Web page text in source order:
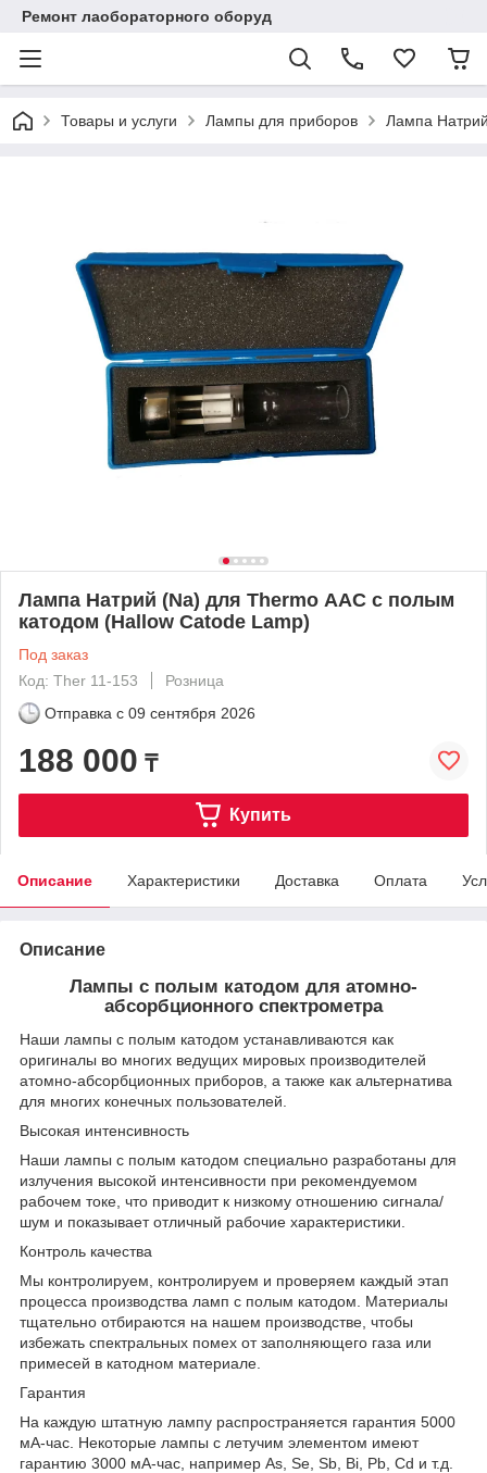
Ремонт лаобораторного оборуд
Товары и услуги Лампы для приборов Лампа
Лампа Натрий (Na) для Thermo ААС с полым
катодом (Hallow Catode Lamp)
Под заказ
Код: Ther 11-153
Розница
Отправка с 09 сентября 2026
188 000 ₸
Купить
Описание Характеристики Доставка Оплата
Описание
Лампы с полым катодом для атомно-
абсорбционного спектрометра
Наши лампы с полым катодом устанавливаются как
оригиналы во многих ведущих мировых производителей
атомно-абсорбционных приборов, а также как альтернатива
для многих конечных пользователей.
Высокая интенсивность
Наши лампы с полым катодом специально разработаны для
излучения высокой интенсивности при рекомендуемом
рабочем токе, что приводит к низкому отношению сигнала/
шум и показывает отличный рабочие характеристики.
Контроль качества
Мы контролируем, контролируем и проверяем каждый этап
процесса производства ламп с полым катодом. Материалы
тщательно отбираются на нашем производстве, чтобы
избежать спектральных помех от заполняющего газа или
примесей в катодном материале.
Гарантия
На каждую штатную лампу распространяется гарантия 5000
мА-час. Некоторые лампы с летучим элементом имеют
гарантию 3000 мА-час, например As, Se, Sb, Bi, Pb, Cd и т.д.